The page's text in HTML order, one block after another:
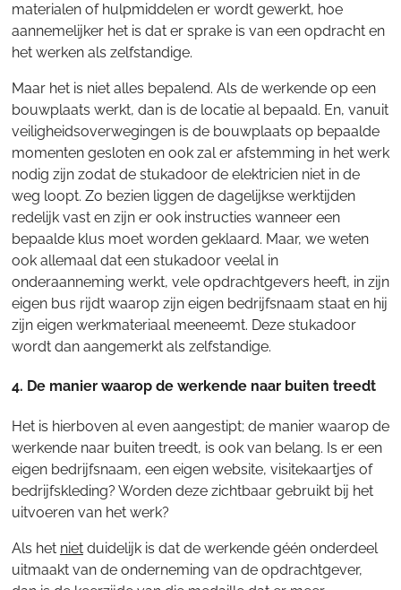
materialen of hulpmiddelen er wordt gewerkt, hoe
aannemelijker het is dat er sprake is van een opdracht en
het werken als zelfstandige.
Maar het is niet alles bepalend. Als de werkende op een
bouwplaats werkt, dan is de locatie al bepaald. En, vanuit
veiligheidsoverwegingen is de bouwplaats op bepaalde
momenten gesloten en ook zal er afstemming in het werk
nodig zijn zodat de stukadoor de elektricien niet in de
weg loopt. Zo bezien liggen de dagelijkse werktijden
redelijk vast en zijn er ook instructies wanneer een
bepaalde klus moet worden geklaard. Maar, we weten
ook allemaal dat een stukadoor veelal in
onderaanneming werkt, vele opdrachtgevers heeft, in zijn
eigen bus rijdt waarop zijn eigen bedrijfsnaam staat en hij
zijn eigen werkmateriaal meeneemt. Deze stukadoor
wordt dan aangemerkt als zelfstandige.
4. De manier waarop de werkende naar buiten treedt
Het is hierboven al even aangestipt; de manier waarop de
werkende naar buiten treedt, is ook van belang. Is er een
eigen bedrijfsnaam, een eigen website, visitekaartjes of
bedrijfskleding? Worden deze zichtbaar gebruikt bij het
uitvoeren van het werk?
Als het nietduidelijk is dat de werkende géén onderdeel
uitmaakt van de onderneming van de opdrachtgever,